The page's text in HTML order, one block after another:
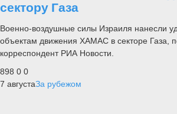
сектору Газа
Военно-воздушные силы Израиля нанесли
объектам движения ХАМАС в секторе Газа,
корреспондент РИА Новости.
898 0 0
7 августаЗа рубежом